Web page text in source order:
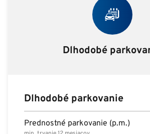
Dlhodobé
Dlhodobé parkovanie
Prednostné parkovanie (p.m.)